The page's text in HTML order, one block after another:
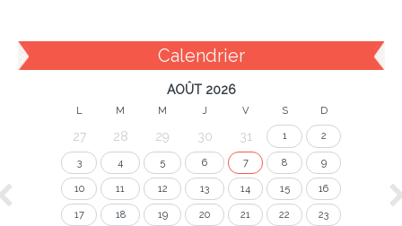
Calendrier
AOÛT 2026
L M M J V S D
27 28 29 30 31 1 2
3 4 5 6 7 8 9
10 11 12 13 14 15 16
17 18 19 20 21 22 23